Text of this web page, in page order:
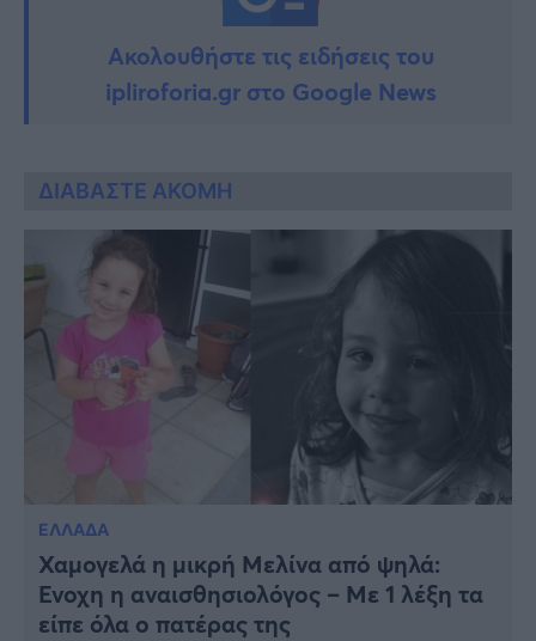
Ακολουθήστε τις ειδήσεις του
ipliroforia.gr στο Google News
ΔΙΑΒΑΣΤΕ ΑΚΟΜΗ
ΕΛΛΑΔΑ
Χαμογελά η μικρή Μελίνα από ψηλά:
Ένοχη η αναισθησιολόγος – Με 1 λέξη τα
είπε όλα ο πατέρας της